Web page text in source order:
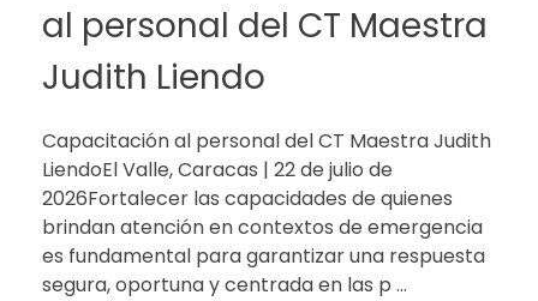
al personal del CT Maestra
Judith Liendo
Capacitación al personal del CT Maestra Judith
LiendoEl Valle, Caracas | 22 de julio de
2026Fortalecer las capacidades de quienes
brindan atención en contextos de emergencia
es fundamental para garantizar una respuesta
segura, oportuna y centrada en las p ...